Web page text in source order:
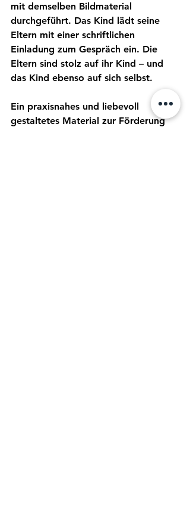
mit demselben Bildmaterial
durchgeführt. Das Kind lädt seine
Eltern mit einer schriftlichen
Einladung zum Gespräch ein. Die
Eltern sind stolz auf ihr Kind – und
das Kind ebenso auf sich selbst.
Ein praxisnahes und liebevoll
gestaltetes Material zur Förderung